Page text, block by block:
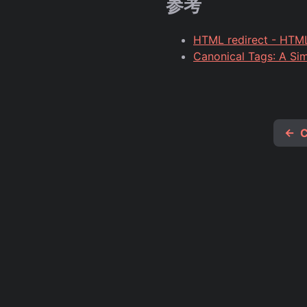
参考
HTML redirect -
Canonical Tags: A
←